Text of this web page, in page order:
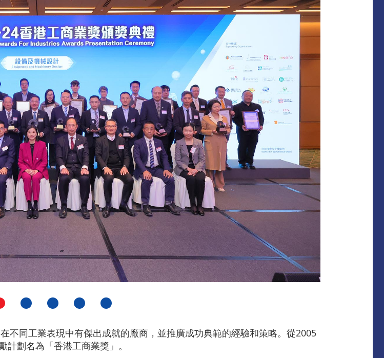
不同工業表現中有傑出成就的廠商，並推廣成功典範的經驗和策略。從2005
劃名為「香港工商業獎」。